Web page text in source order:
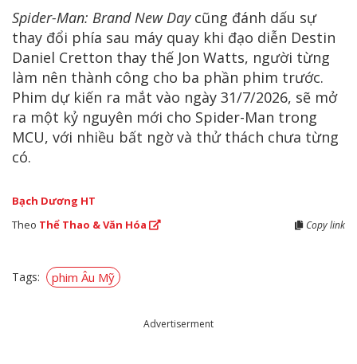
Spider-Man: Brand New Daycũng đánh dấu sự
thay đổi phía sau máy quay khi đạo diễn Destin
Daniel Cretton thay thế Jon Watts, người từng
làm nên thành công cho ba phần phim trước.
Phim dự kiến ra mắt vào ngày 31/7/2026, sẽ mở
ra một kỷ nguyên mới cho Spider-Man trong
MCU, với nhiều bất ngờ và thử thách chưa từng
có.
Bạch Dương HT
Theo Thể Thao & Văn Hóa Copy link
Tags: phim Âu Mỹ
Advertiserment